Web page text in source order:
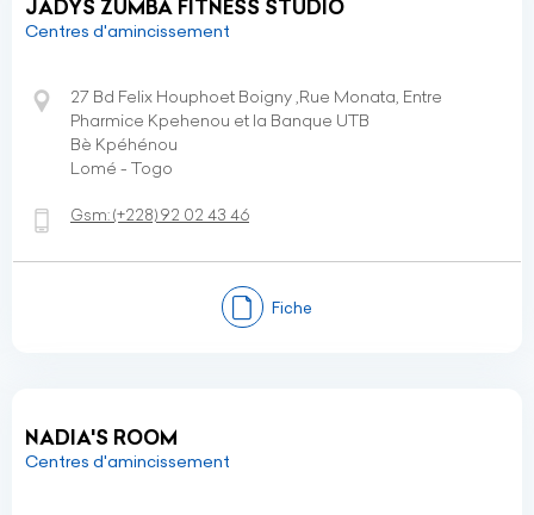
JADYS ZUMBA FITNESS STUDIO
Centres d'amincissement
27 Bd Felix Houphoet Boigny ,Rue Monata, Entre
Pharmice Kpehenou et la Banque UTB
Bè Kpéhénou
Lomé - Togo
Gsm:(+228)92 02 43 46
Fiche
NADIA'S ROOM
Centres d'amincissement